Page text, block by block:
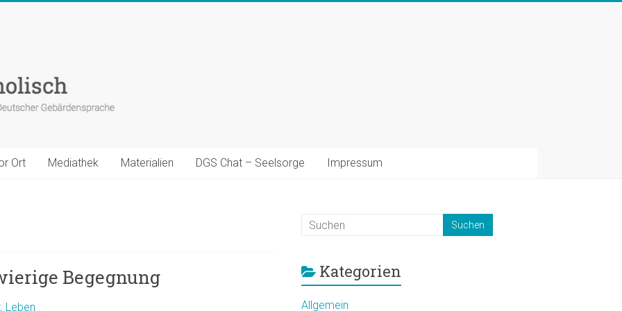
Ort Mediathek Materialien DGS Chat – Seelsorge Impressum
Begegnung
, Leben
Kategorien
Allgemein